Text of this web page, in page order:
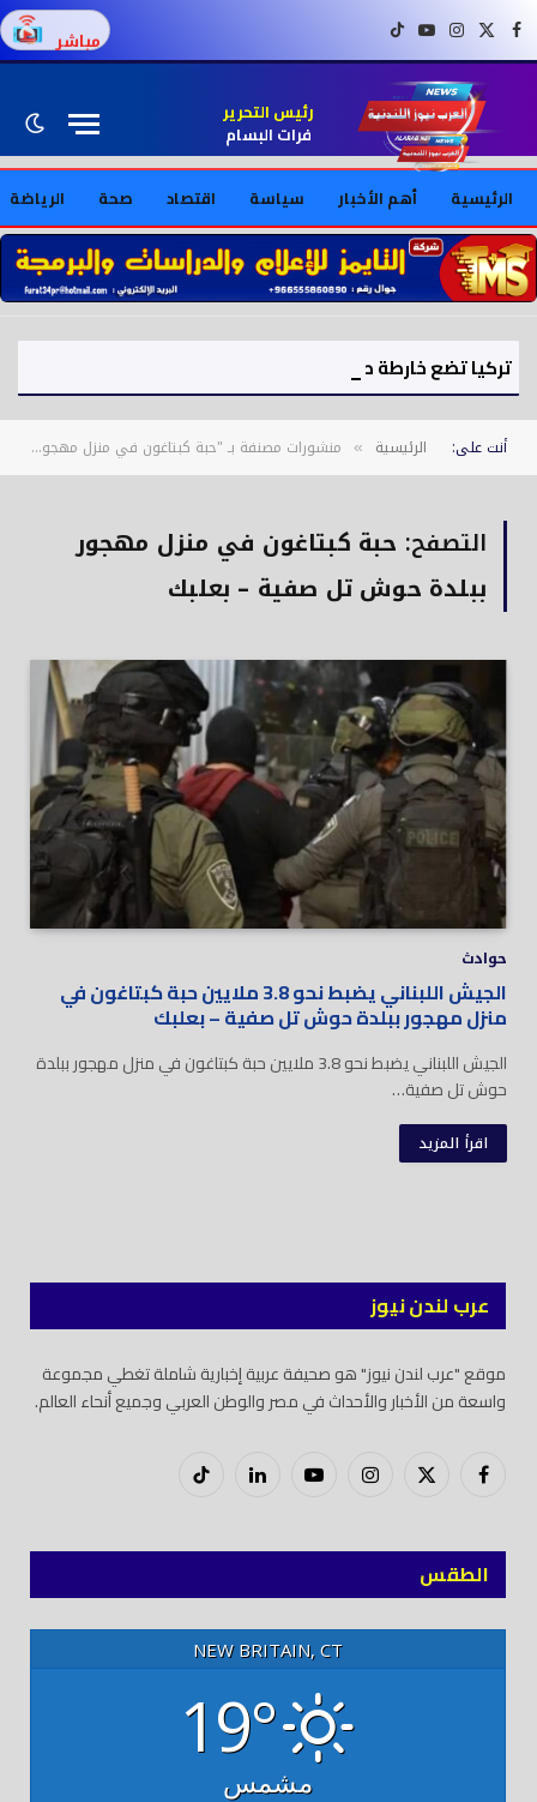
فيسبوكX (Twitter)
إنستغراميوتيوبتيك توك مباشر
رئيس التحرير
فرات البسام
الرئيسية أهم الأخبار سياسة اقتصاد صحة الرياضة
تركيا تضع خارطة طريق لعودة السوريين إلى بلادهم
أنت على: الرئيسية » منشورات مصنفة بـ "حبة كبتاغون في منزل مهجور ببلدة حوش تل صفية – بعلبك"
التصفح: حبة كبتاغون في منزل مهجور
ببلدة حوش تل صفية – بعلبك
حوادث
الجيش اللبناني يضبط نحو 3.8 ملايين حبة كبتاغون في
منزل مهجور ببلدة حوش تل صفية – بعلبك
الجيش اللبناني يضبط نحو 3.8 ملايين حبة كبتاغون في منزل مهجور ببلدة
حوش تل صفية…
اقرأ المزيد
عرب لندن نيوز
موقع "عرب لندن نيوز" هو صحيفة عربية إخبارية شاملة تغطي مجموعة
واسعة من الأخبار والأحداث في مصر والوطن العربي وجميع أنحاء العالم.
فيسبوكX
إنستغراميوتيوب لينكدود
تيك
الطقس
NEW BRITAIN, CT
19°
مشمس